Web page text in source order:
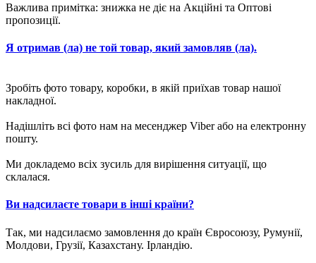
Важлива примітка: знижка не діє на Акційні та Оптові
пропозиції.
Я отримав (ла) не той товар, який замовляв (ла).
Зробіть фото товару, коробки, в якій приїхав товар нашої
накладної.
Надішліть всі фото нам на месенджер Viber або на електронну
пошту.
Ми докладемо всіх зусиль для вирішення ситуації, що
склалася.
Ви надсилаєте товари в інші країни?
Так, ми надсилаємо замовлення до країн Євросоюзу, Румунії,
Молдови, Грузії, Казахстану. Ірландію.